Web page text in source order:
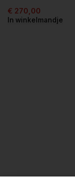
€ 270,00
In winkelmandje